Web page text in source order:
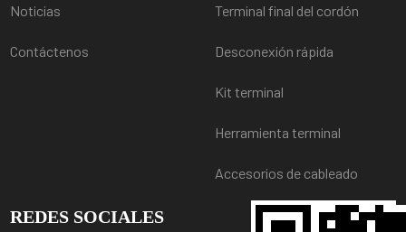
Noticias
Contáctenos
Terminal final del cordón
Desconexión rápida
Kit terminal
Herramienta terminal
Accesorios de cableado
REDES SOCIALES